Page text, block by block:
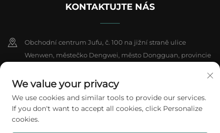
KONTAKTUJTE NÁS
Obchodní centrum Jufu, č. 100 na jižní straně ulice
Wenwen, městečko Dengwei, město Dongguan, provincie
+86-18802602550
[email protected]
We value your privacy
We use cookies and similar tools to provide our services.
If you don't want to accept all cookies, click Personalize
cookies.